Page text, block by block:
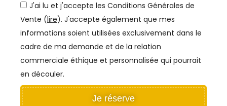
J'ai lu et j'accepte les Conditions Générales de
Vente (lire). J'accepte également que mes
informations soient utilisées exclusivement dans le
cadre de ma demande et de la relation
commerciale éthique et personnalisée qui pourrait
en découler.